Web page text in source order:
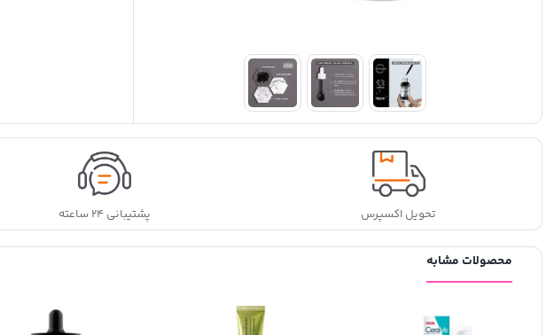
عدم ایجاد
وگان
مناسب استفاده روزانه
بدون نیاز به آبکشی
عدم تست حیوانی
تحویل اکسپرس پشتیبانی ۲۴ ساعته
محصولات مشابه